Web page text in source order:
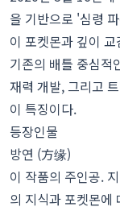
을 기반으로 '심령
이 포켓몬과 깊이
기존의 배틀 중심적
재력 개발, 그리고
이 특징이다.
등장인물
방연 (方缘)
이 작품의 주인공.
의 지식과 포켓몬에